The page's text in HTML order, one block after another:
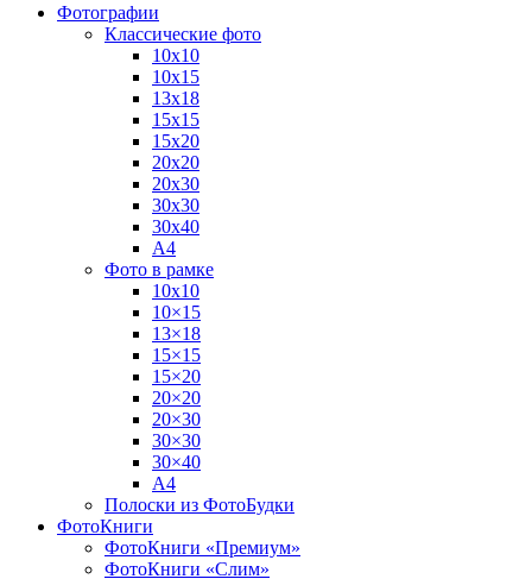
Фотографии
Классические фото
10х10
10х15
13х18
15х15
15х20
20х20
20х30
30х30
30х40
А4
Фото в рамке
10х10
10×15
13×18
15×15
15×20
20×20
20×30
30×30
30×40
A4
Полоски из ФотоБудки
ФотоКниги
ФотоКниги «Премиум»
ФотоКниги «Слим»